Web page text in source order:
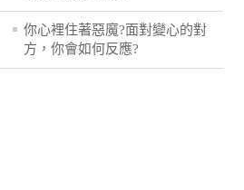
你心裡住著惡魔?面對變心的對
方，你會如何反應?